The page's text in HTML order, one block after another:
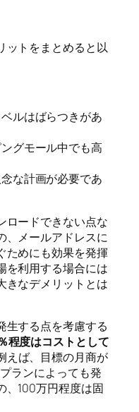
ットをまとめると以
ルはばらつきがあ
グモール中でも高
な計画が必要であ
ロードできない点な
、メールアドレスに
ためにも効果を発揮
を利用する場合には
きなデメリットとは
生する点を考慮する
程度はコストとして
えば、目標の月商が
ランによっても発
、100万円程度は固